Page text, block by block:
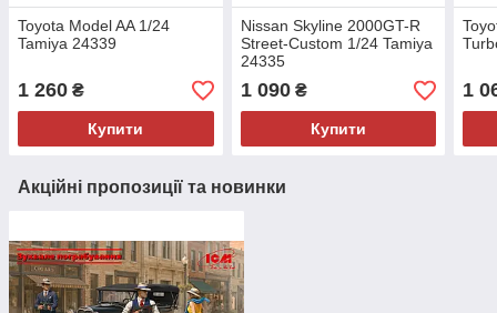
Toyota Model AA 1/24
Tamiya 24339
1 260 ₴
Купити
Nissan Skyline 2000GT-R
Street-Custom 1/24 Tamiya
24335
1 090₴
Купити
1
Акційні пропозиції та новинки